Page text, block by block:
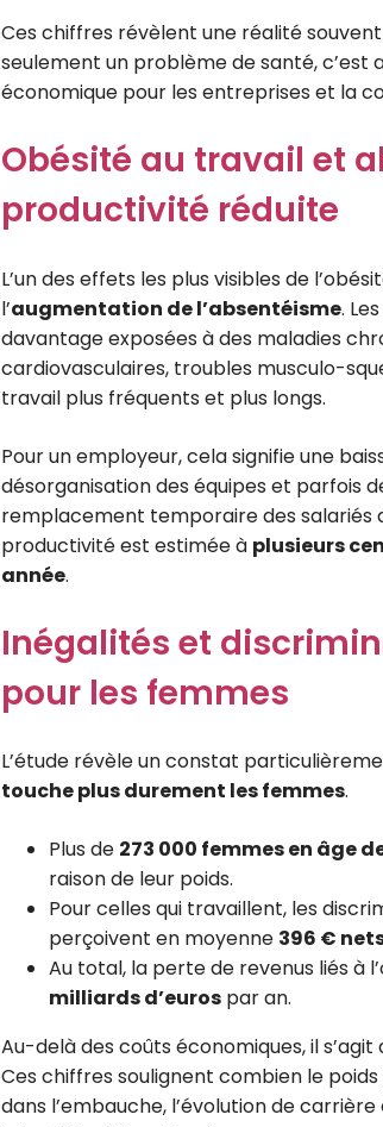
Ces chiffres révèlent une réalité
seulement un problème de santé, c’est
économique pour les entreprises et la
Obésité au travail et
productivité réduite
L’un des effets les plus visibles de
l’augmentation de l’absentéisme.
davantage exposées à des maladies
cardiovasculaires, troubles musculo-
travail plus fréquents et plus longs.
Pour un employeur, cela signifie une
désorganisation des équipes et parfois
remplacement temporaire des salariés
productivité est estimée à plusieurs
année.
Inégalités et
pour les femmes
L’étude révèle un constat
touche plus durement les femmes.
Plus de 273 000 femmes en âge
raison de leur poids.
Pour celles qui travaillent, les
perçoivent en moyenne 396 €
Au total, la perte de revenus liés à
milliards d’eurospar an.
Au-delà des coûts économiques, il s’agit
Ces chiffres soulignent combien le
dans l’embauche, l’évolution de